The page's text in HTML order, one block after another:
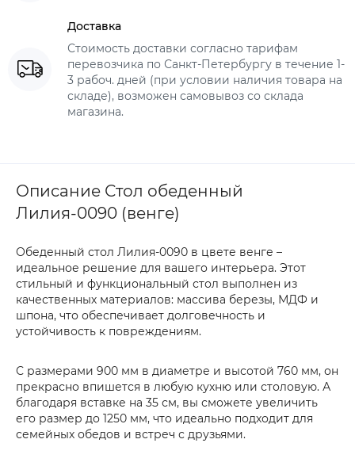
Доставка
Стоимость доставки согласно тарифам
перевозчика по Санкт-Петербургу в течение 1-
3 рабоч. дней (при условии наличия товара на
складе), возможен самовывоз со склада
магазина.
Описание Стол обеденный
Лилия-0090 (венге)
Обеденный стол Лилия-0090 в цвете венге –
идеальное решение для вашего интерьера. Этот
стильный и функциональный стол выполнен из
качественных материалов: массива березы, МДФ и
шпона, что обеспечивает долговечность и
устойчивость к повреждениям.
С размерами 900 мм в диаметре и высотой 760 мм, он
прекрасно впишется в любую кухню или столовую. А
благодаря вставке на 35 см, вы сможете увеличить
его размер до 1250 мм, что идеально подходит для
семейных обедов и встреч с друзьями.